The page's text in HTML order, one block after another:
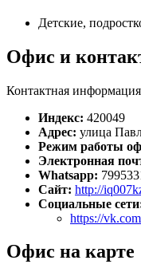
Детские,
Офис и
Контактная
Индекс: 420049
Адрес: улица
Режим работы
Электронная
Whatsapp:
Сайт: http://
Социальные
https://
Офис на карте